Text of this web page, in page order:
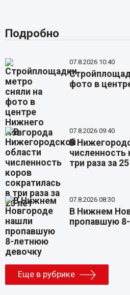
Подробно
07.8.2026 10:40
фото в
07.8.2026 09:40
В
численность
три раза за
07.8.2026 08:30
В Нижнем
пропавшую
Еще в рубрике